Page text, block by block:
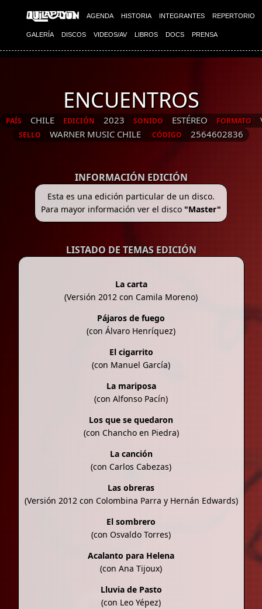
AGENDA HISTORIA INTEGRANTES REPERTORIO
GALERÍA DISCOS VIDEOS/AV LIBROS DOCS PRENSA
ENCUENTROS
PAÍS CHILE EDICIÓN 2023 SONIDO ESTÉREO FORMATO
SELLO WARNER MUSIC CHILE CÓDIGO 2564602836
INFORMACIÓN EDICIÓN
Esta es una edición particular de un disco.
Para mayor información ver el disco "Master"
LISTADO DE TEMAS EDICIÓN
La carta
(Versión 2012 con Camila Moreno)
Pájaros de fuego
(con Álvaro Henríquez)
El cigarrito
(con Manuel García)
La mariposa
(con Alfonso Pacín)
Los que se quedaron
(con Chancho en Piedra)
La canción
(con Carlos Cabezas)
Las obreras
(Versión 2012 con Colombina Parra y Hernán Edwards)
El sombrero
(con Osvaldo Torres)
Acalanto para Helena
(con Ana Tijoux)
Lluvia de Pasto
(con Leo Yépez)